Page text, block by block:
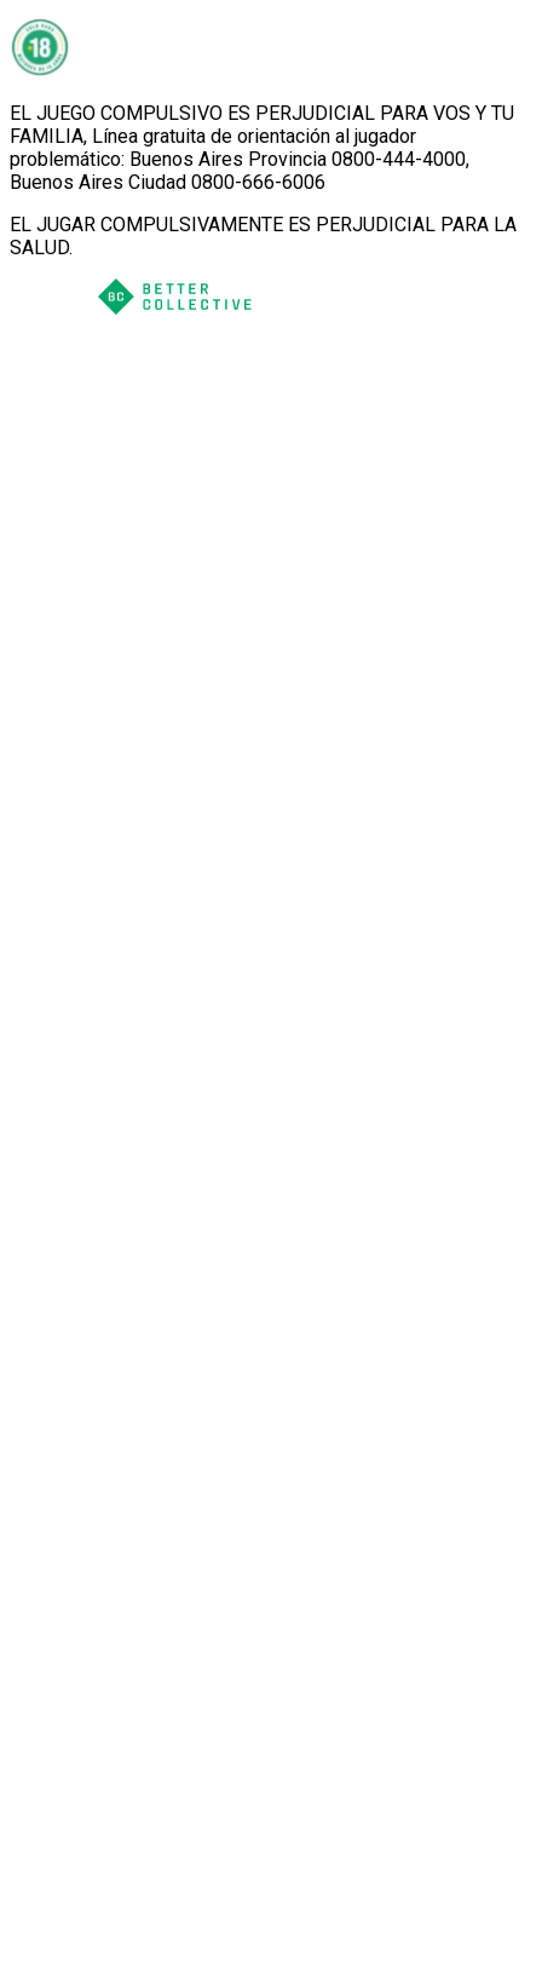
EL JUEGO COMPULSIVO ES PERJUDICIAL PARA VOS Y TU
FAMILIA, Línea gratuita de orientación al jugador
problemático: Buenos Aires Provincia 0800-444-4000,
Buenos Aires Ciudad 0800-666-6006
EL JUGAR COMPULSIVAMENTE ES PERJUDICIAL PARA LA
SALUD.